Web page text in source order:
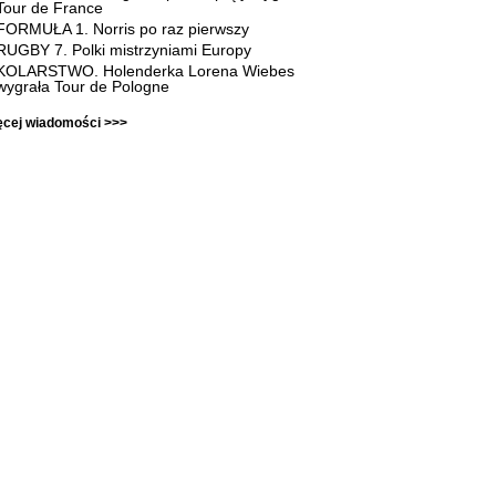
de France
1. Norris po raz pierwszy
7. Polki mistrzyniami Europy
Holenderka Lorena Wiebes
Tour de Pologne
wiadomości >>>